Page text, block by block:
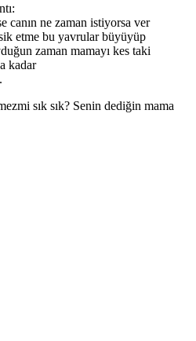
canın ne zaman istiyorsa ver
etme bu yavrular büyüyüp
zaman mamayı kes taki
kadar
sık sık? Senin dediğin mama